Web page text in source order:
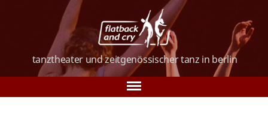
tanztheater undzeitgenössischer tanz in berlin